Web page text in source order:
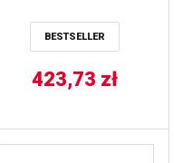
BESTSELLER
423,73 zł